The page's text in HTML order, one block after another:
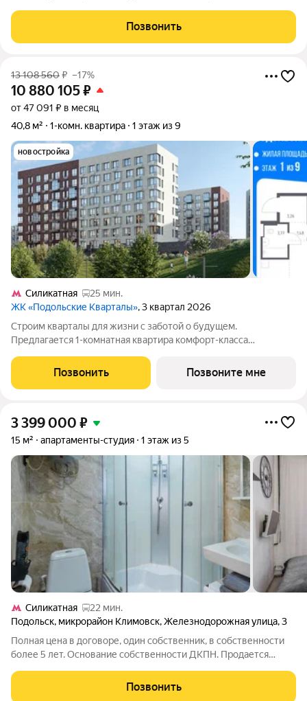
квартиру, где можно сделать ремонт под себя, обратите
внимание на этот вариант.
Позвонить
13 108 560₽ –17%
10 880 105₽
от 47 091 ₽ в месяц
40,8 м²
1-комн. квартира 1 этаж из 9
новостройка
Силикатная
25 мин.
ЖК «Подольские Кварталы», 3 квартал 2026
Строим кварталы для жизни с заботой о будущем.
Предлагается 1-комнатная квартира комфорт-класса
м этаже, в жилом комплексе "Подольские
Кварталы".Застройщик сдает квартиры с отделкой в
Позвонить Позвоните мне
3 399 000 ₽
15 м² апартаменты-студия 1 этаж из 5
Силикатная
22 мин.
Подольск, микрорайон Климовск,Железнодорожная улица,3
Полная цена в договоре, один собственник, в собственности
более 5 лет. Основание собственности ДКПН. Продается
проживанию или сдаче в аренду. Прекрасная доходность.
Сдается посуточно с загрузкой
Позвонить